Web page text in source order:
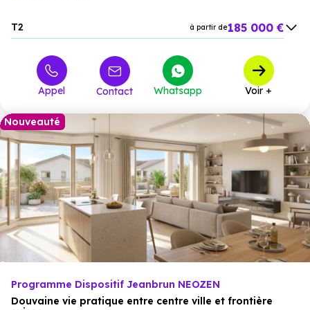
T2 à partir de185 000 €
à partir de 319 000 €
à partir de 375 000 €
Appel Contact Whatsapp Voir +
Nouveauté
Programme Dispositif Jeanbrun NEOZEN
Douvaine vie pratique entre centre ville et frontière